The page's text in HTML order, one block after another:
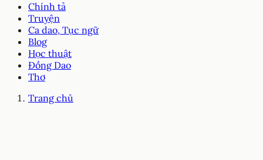
Chính tả
Truyện
Ca dao, Tục ngữ
Blog
Học thuật
Đồng Dao
Thơ
Trang chủ